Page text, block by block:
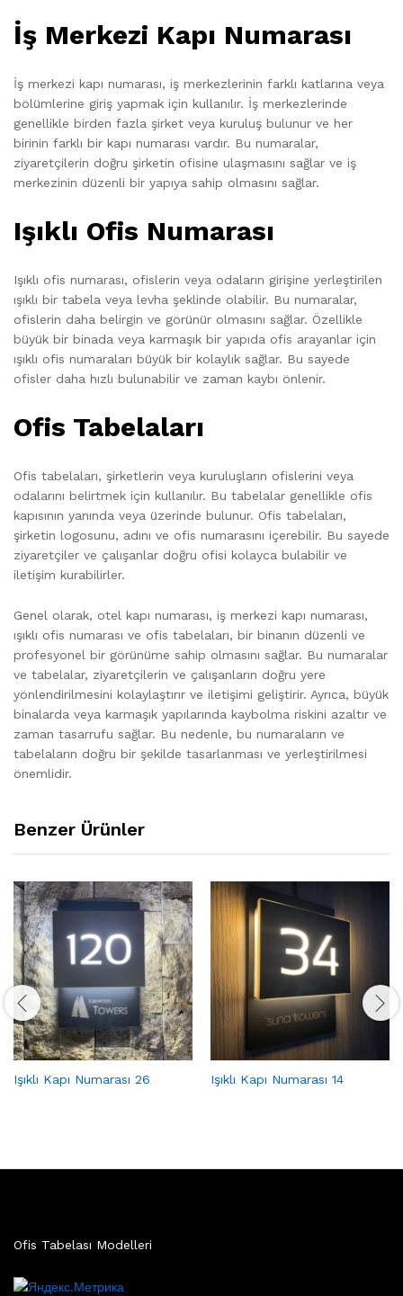
İş Merkezi Kapı Numarası
İş merkezi kapı numarası, iş merkezlerinin farklı katlarına veya
bölümlerine giriş yapmak için kullanılır. İş merkezlerinde
genellikle birden fazla şirket veya kuruluş bulunur ve her
birinin farklı bir kapı numarası vardır. Bu numaralar,
ziyaretçilerin doğru şirketin ofisine ulaşmasını sağlar ve iş
merkezinin düzenli bir yapıya sahip olmasını sağlar.
Işıklı Ofis Numarası
Işıklı ofis numarası, ofislerin veya odaların girişine yerleştirilen
ışıklı bir tabela veya levha şeklinde olabilir. Bu numaralar,
ofislerin daha belirgin ve görünür olmasını sağlar. Özellikle
büyük bir binada veya karmaşık bir yapıda ofis arayanlar için
ışıklı ofis numaraları büyük bir kolaylık sağlar. Bu sayede
ofisler daha hızlı bulunabilir ve zaman kaybı önlenir.
Ofis Tabelaları
Ofis tabelaları, şirketlerin veya kuruluşların ofislerini veya
odalarını belirtmek için kullanılır. Bu tabelalar genellikle ofis
kapısının yanında veya üzerinde bulunur. Ofis tabelaları,
şirketin logosunu, adını ve ofis numarasını içerebilir. Bu sayede
ziyaretçiler ve çalışanlar doğru ofisi kolayca bulabilir ve
iletişim kurabilirler.
Genel olarak, otel kapı numarası, iş merkezi kapı numarası,
ışıklı ofis numarası ve ofis tabelaları, bir binanın düzenli ve
profesyonel bir görünüme sahip olmasını sağlar. Bu numaralar
ve tabelalar, ziyaretçilerin ve çalışanların doğru yere
yönlendirilmesini kolaylaştırır ve iletişimi geliştirir. Ayrıca, büyük
binalarda veya karmaşık yapılarında kaybolma riskini azaltır ve
zaman tasarrufu sağlar. Bu nedenle, bu numaraların ve
tabelaların doğru bir şekilde tasarlanması ve yerleştirilmesi
önemlidir.
Benzer Ürünler
Işıklı Kapı Numarası 26 Işıklı Kapı Numarası 14
Ofis Tabelası Modelleri